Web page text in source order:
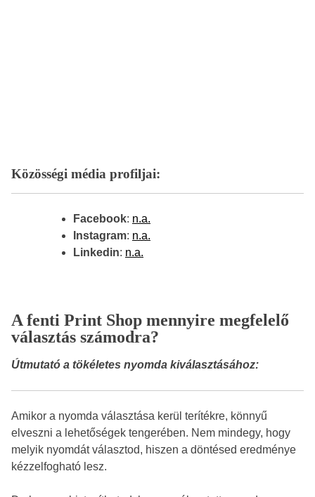
Közösségi média profiljai:
Facebook: n.a.
Instagram: n.a.
Linkedin: n.a.
A fenti Print Shop mennyire megfelelő
választás számodra?
Útmutató a tökéletes nyomda kiválasztásához:
Amikor a nyomda választása kerül terítékre, könnyű
elveszni a lehetőségek tengerében. Nem mindegy, hogy
melyik nyomdát választod, hiszen a döntésed eredménye
kézzelfogható lesz.